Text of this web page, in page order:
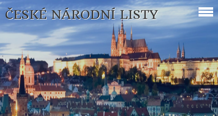
ČESKÉ NÁRODNÍ LISTY